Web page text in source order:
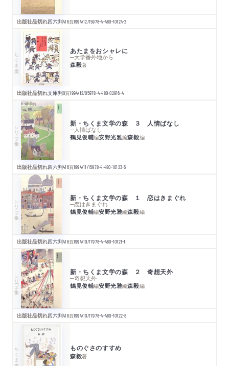
出版社品切れ四六判416頁1994/12/15978-4-480-10124-2
ちくま文庫 あたまをおシャレに
─大学番外地から
森毅著
出版社品切れ文庫判0頁1994/12/05978-4-480-02916-4
シリーズ・全集 新・ちくま文学の森 ３ 人情ばなし
─人情ばなし
鶴見俊輔編安野光雅編森毅編
出版社品切れ四六判416頁1994/11/15978-4-480-10123-5
シリーズ・全集 新・ちくま文学の森 １ 恋はきまぐれ
─恋はきまぐれ
鶴見俊輔編安野光雅編森毅編
出版社品切れ四六判416頁1994/10/17978-4-480-10121-1
シリーズ・全集 新・ちくま文学の森 ２ 奇想天外
─奇想天外
鶴見俊輔編安野光雅編森毅編
出版社品切れ四六判416頁1994/10/17978-4-480-10122-8
ちくま文庫 ものぐさのすすめ
森毅著